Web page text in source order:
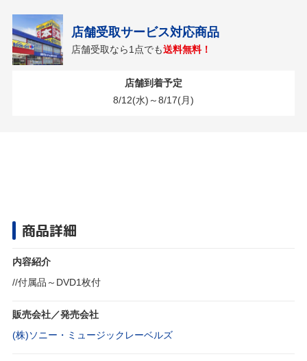
店舗受取サービス対応商品
店舗受取なら1点でも送料無料！
店舗到着予定
8/12(水)～8/17(月)
商品詳細
内容紹介
//付属品～DVD1枚付
販売会社／発売会社
(株)ソニー・ミュージックレーベルズ